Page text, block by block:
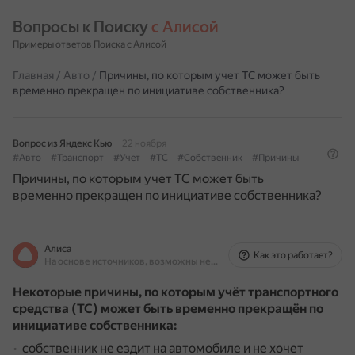
Вопросы к Поиску с Алисой
Примеры ответов Поиска с Алисой
Главная / Авто / Причины, по которым учет ТС может быть
временно прекращен по инициативе собственника?
Вопрос из Яндекс Кью
22 ноября
#Авто
#Транспорт #Учет #ТС #Собственник #Причины
Причины, по которым учет ТС может быть
временно прекращен по инициативе собственника?
Алиса
На основе источников, возможны неточности
Как это работает?
Некоторые причины, по которым учёт транспортного
средства (ТС) может быть временно прекращён по
инициативе собственника:
собственник не ездит на автомобиле и не хочет